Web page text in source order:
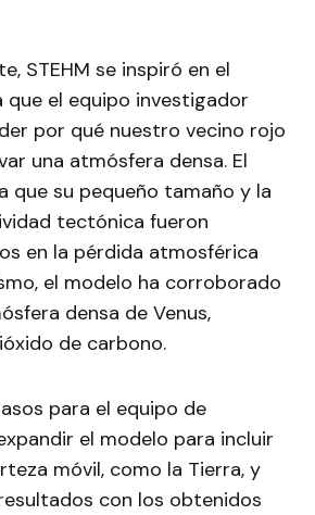
STEHM se inspiró en el
que el equipo investigador
por qué nuestro vecino rojo
una atmósfera densa. El
que su pequeño tamaño y la
tectónica fueron
en la pérdida atmosférica
el modelo ha corroborado
densa de Venus,
de carbono.
para el equipo de
el modelo para incluir
móvil, como la Tierra, y
con los obtenidos